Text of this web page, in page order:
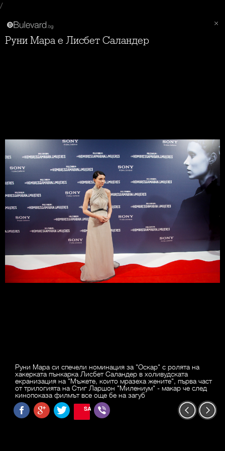
/
Руни Мара е Лисбет Саландер
Руни Мара си спечели номинация за "Оскар" с ролята на
хакерката пънкарка Лисбет Саландер в холивудската
екранизация на "Мъжете, които мразеха жените", първа част
от трилогията на Стиг Ларшон "Милениум" - макар че след
кинопоказа филмът все още бе на загуб
SAVE